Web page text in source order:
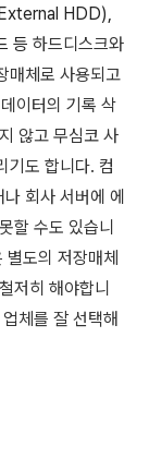
HDD),
등 하드디스크와
매체로 사용되고
이터의 기록 삭
않고 무심코 사
기도 합니다. 컴
회사 서버에 에
할 수도 있습니
도의 저장매체
저히 해야합니
체를 잘 선택해